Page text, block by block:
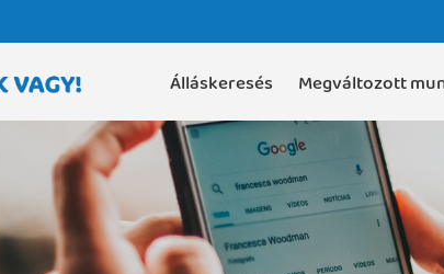
Álláskeresés Megváltozott